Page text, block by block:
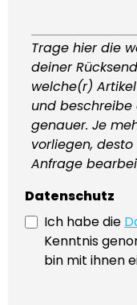
Trage hier die
deiner
welche(r)
und beschreibe
genauer. Je
vorliegen,
Anfrage
Datenschutz
Ich habe die
Kenntnis
bin mit ihnen